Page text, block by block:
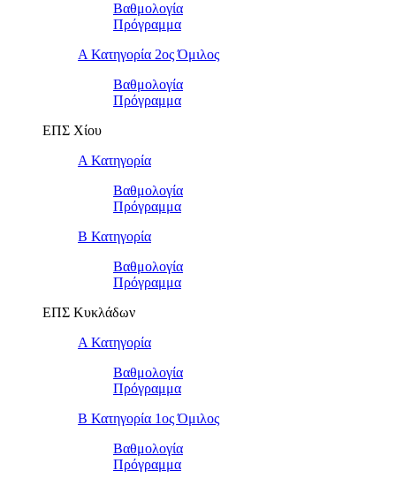
Βαθμολογία
Πρόγραμμα
Α Κατηγορία 2ος Όμιλος
Βαθμολογία
Πρόγραμμα
ΕΠΣ Χίου
Α Κατηγορία
Βαθμολογία
Πρόγραμμα
Β Κατηγορία
Βαθμολογία
Πρόγραμμα
ΕΠΣ Κυκλάδων
Α Κατηγορία
Βαθμολογία
Πρόγραμμα
Β Κατηγορία 1ος Όμιλος
Βαθμολογία
Πρόγραμμα